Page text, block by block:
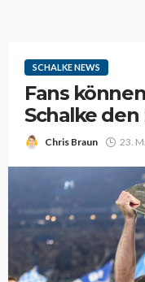
SCHALKE NEWS
Fans
Schalke
Chris Braun 23.